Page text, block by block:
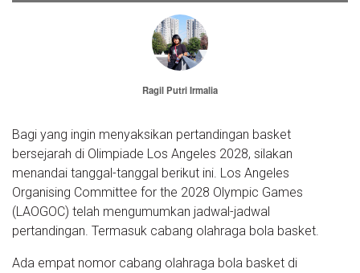
Ragil Putri Irmalia
Bagi yang ingin menyaksikan pertandingan basket
bersejarah di Olimpiade Los Angeles 2028, silakan
menandai tanggal-tanggal berikut ini. Los Angeles
Organising Committee for the 2028 Olympic Games
(LAOGOC) telah mengumumkan jadwal-jadwal
pertandingan. Termasuk cabang olahraga bola basket.
Ada empat nomor cabang olahraga bola basket di